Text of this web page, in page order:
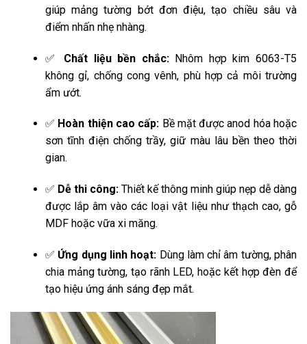
giúp mảng tường bớt đơn điệu, tạo chiều sâu và
điểm nhấn nhẹ nhàng.
✅ Chất liệu bền chắc:Nhôm hợp kim 6063-T5
không gỉ, chống cong vênh, phù hợp cả môi trường
ẩm ướt.
✅ Hoàn thiện cao cấp: Bề mặt được anod hóa hoặc
sơn tĩnh điện chống trầy, giữ màu lâu bền theo thời
gian.
✅ Dễ thi công:Thiết kế thông minh giúp nẹp dễ dàng
được lắp âm vào các loại vật liệu như thạch cao, gỗ
MDF hoặc vữa xi măng.
✅ Ứng dụng linh hoạt: Dùng làm chỉ âm tường, phân
chia mảng tường, tạo rãnh LED, hoặc kết hợp đèn để
tạo hiệu ứng ánh sáng đẹp mắt.